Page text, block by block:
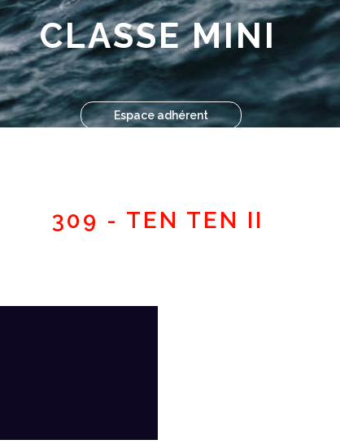
CLASSE MINI
Espace adhérent
309 - TEN TEN II